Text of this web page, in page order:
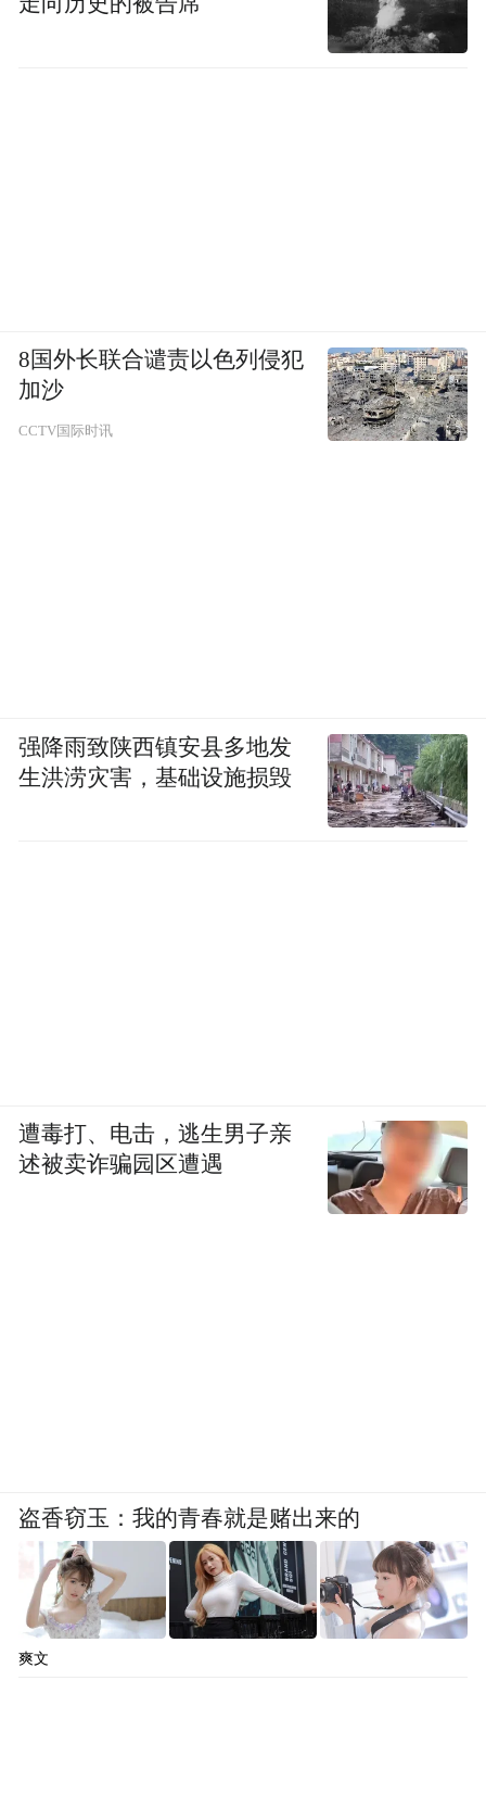
8国外长联合谴责以色列侵犯
加沙
CCTV国际时讯
强降雨致陕西镇安县多地发
生洪涝灾害，基础设施损毁
遭毒打、电击，逃生男子亲
述被卖诈骗园区遭遇
盗香窃玉：我的青春就是赌出来的
爽文